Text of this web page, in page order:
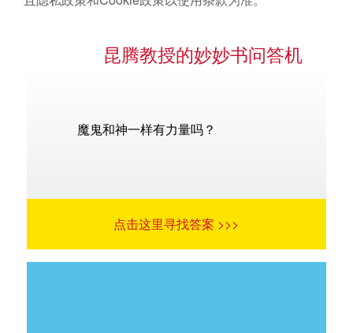
昆腾教授的妙妙书问答机
魔鬼和神一样有力量吗？
点击这里寻找答案 >>>